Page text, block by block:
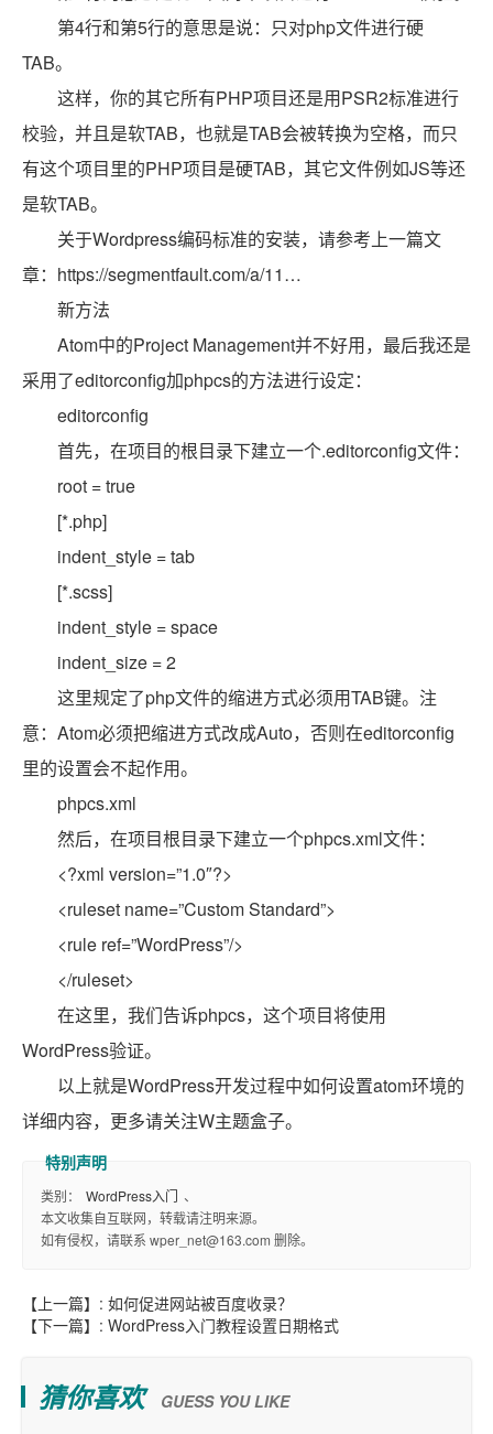
第4行和第5行的意思是说：只对php文件进行硬
TAB。
这样，你的其它所有PHP项目还是用PSR2标准进行
校验，并且是软TAB，也就是TAB会被转换为空格，而只
有这个项目里的PHP项目是硬TAB，其它文件例如JS等还
是软TAB。
关于Wordpress编码标准的安装，请参考上一篇文
章：https://segmentfault.com/a/11…
新方法
Atom中的Project Management并不好用，最后我还是
采用了editorconfig加phpcs的方法进行设定：
editorconfig
首先，在项目的根目录下建立一个.editorconfig文件：
root = true
[*.php]
indent_style = tab
[*.scss]
indent_style = space
indent_size = 2
这里规定了php文件的缩进方式必须用TAB键。注
意：Atom必须把缩进方式改成Auto，否则在editorconfig
里的设置会不起作用。
phpcs.xml
然后，在项目根目录下建立一个phpcs.xml文件：
<?xml version=”1.0″?>
<ruleset name=”Custom Standard”>
<rule ref=”WordPress”/>
</ruleset>
在这里，我们告诉phpcs，这个项目将使用
WordPress验证。
以上就是WordPress开发过程中如何设置atom环境的
详细内容，更多请关注W主题盒子。
类别： WordPress入门 、
本文收集自互联网，转载请注明来源。
如有侵权，请联系 wper_net@163.com 删除。
【上一篇】: 如何促进网站被百度收录？
【下一篇】: WordPress入门教程设置日期格式
猜你喜欢 GUESS YOU LIKE